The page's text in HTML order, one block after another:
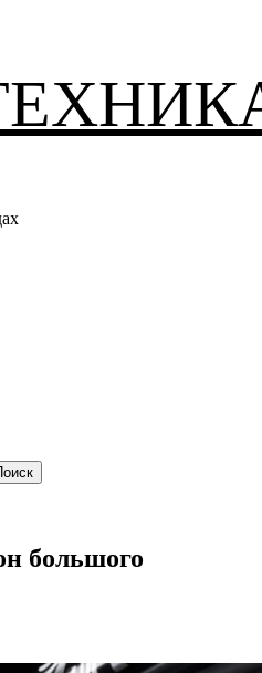
большого